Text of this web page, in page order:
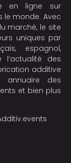
en ligne sur
le monde. Avec
marché, le site
uniques par
espagnol,
l’actualité des
additive
des
et bien plus